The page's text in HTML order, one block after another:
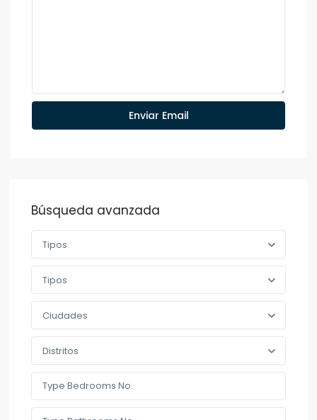
Búsqueda avanzada
Tipos
Tipos
Ciudades
Distritos